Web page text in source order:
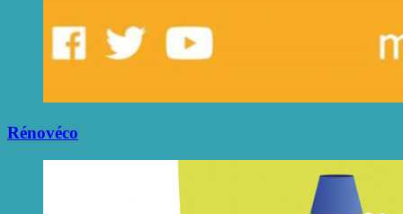
Rénovéco